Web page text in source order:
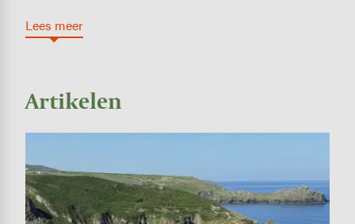
Lees meer
Artikelen